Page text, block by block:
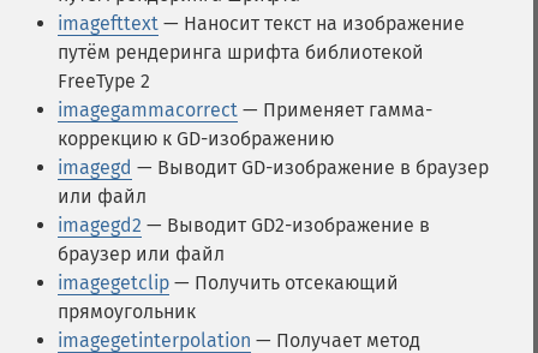
imagefttext — Наносит текст на изображение
путём рендеринга шрифта библиотекой
FreeType 2
imagegammacorrect — Применяет гамма-
коррекцию к GD-изображению
imagegd — Выводит GD-изображение в браузер
или файл
imagegd2 — Выводит GD2-изображение в
браузер или файл
imagegetclip — Получить отсекающий
прямоугольник
imagegetinterpolation — Получает метод